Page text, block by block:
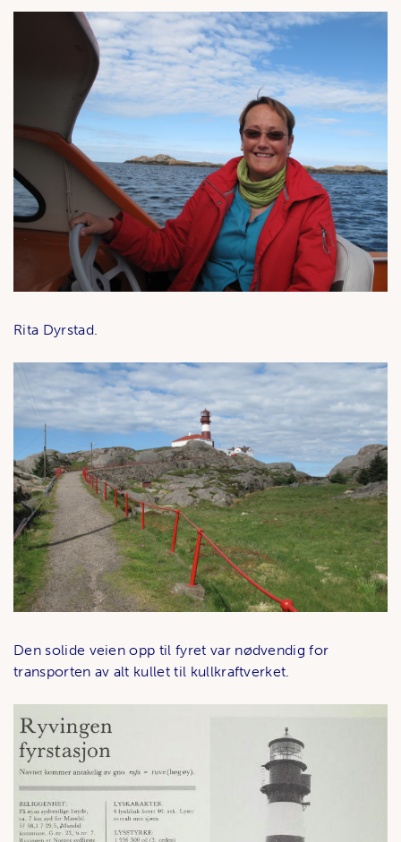
Rita Dyrstad.
Den solide veien opp til fyret var nødvendig for
transporten av alt kullet til kullkraftverket.